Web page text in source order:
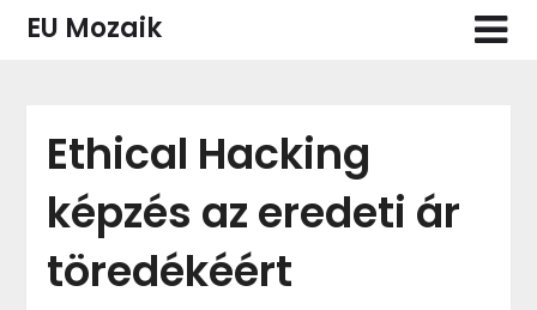
SkipEU Mozaik
Ethical Hacking
képzés az eredeti ár
töredékéért